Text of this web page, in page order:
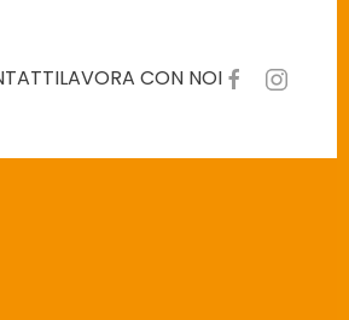
LAVORA CON NOI